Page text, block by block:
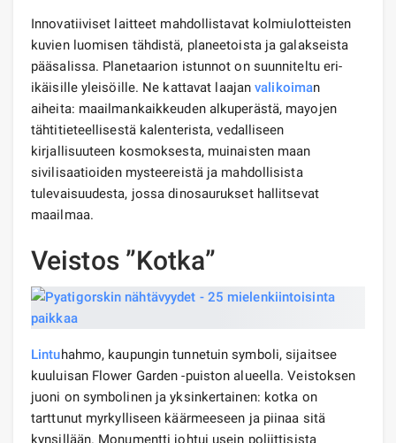
Innovatiiviset laitteet mahdollistavat kolmiulotteisten
kuvien luomisen tähdistä, planeetoista ja galakseista
pääsalissa. Planetaarion istunnot on suunniteltu eri-
ikäisille yleisöille. Ne kattavat laajanvalikoiman
aiheita: maailmankaikkeuden alkuperästä, mayojen
tähtitieteellisestä kalenterista, vedalliseen
kirjallisuuteen kosmoksesta, muinaisten maan
sivilisaatioiden mysteereistä ja mahdollisista
tulevaisuudesta, jossa dinosaurukset hallitsevat
maailmaa.
Veistos ”Kotka”
Lintuhahmo, kaupungin tunnetuin symboli, sijaitsee
kuuluisan Flower Garden -puiston alueella. Veistoksen
juoni on symbolinen ja yksinkertainen: kotka on
tarttunut myrkylliseen käärmeeseen ja piinaa sitä
kynsillään. Monumentti johtui usein poliittisista